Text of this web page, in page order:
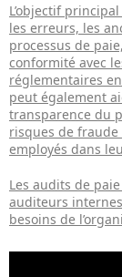
L’objectif
les erreurs, les
processus de
conformité avec
réglementaires
peut également
transparence du
risques de
employés dans
Les audits de
auditeurs
besoins de